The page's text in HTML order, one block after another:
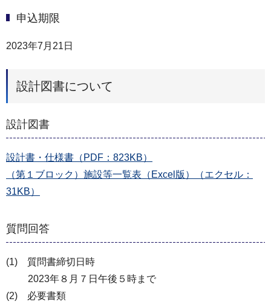
申込期限
2023年7月21日
設計図書について
設計図書
設計書・仕様書（PDF：823KB）
（第１ブロック）施設等一覧表（Excel版）（エクセル：
31KB）
質問回答
(1) 質問書締切日時
2023年８月７日午後５時まで
(2) 必要書類